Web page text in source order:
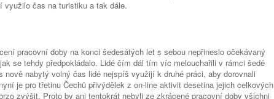
využilo čas na turistiku a tak dále.
pracovní doby na konci šedesátých let s sebou nepřineslo očekávaný
se tehdy předpokládalo. Lidé čím dál tím víc melouchařili v rámci šedé
nově nabytý volný čas lidé nejspíš využijí k druhé práci, aby dorovnali
je pro třetinu Čechů přivýdělek z on-line aktivit desetina jejich celkových
zvýšit. Proto by ani tentokrát nebyli ze zkrácené pracovní doby všichni